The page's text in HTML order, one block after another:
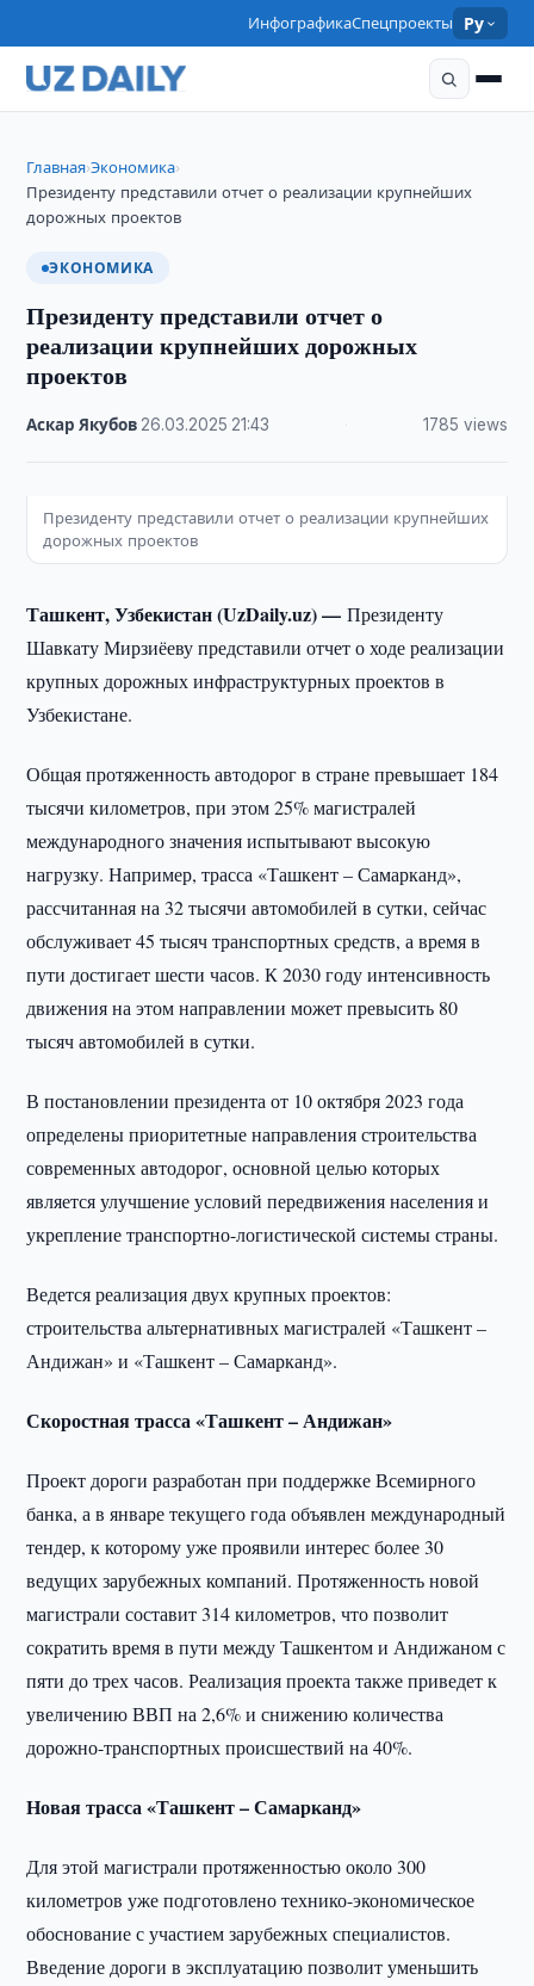
ИнфографикаСпецпроекты Ру
Главная›Экономика›
Президенту представили отчет о реализации крупнейших
дорожных проектов
ЭКОНОМИКА
Президенту представили отчет о
реализации крупнейших дорожных
проектов
Аскар Якубов 26.03.2025 21:43 1785 views
Президенту представили отчет о реализации крупнейших
дорожных проектов
Ташкент, Узбекистан (UzDaily.uz) —Президенту
Шавкату Мирзиёеву представили отчет о ходе реализации
крупных дорожных инфраструктурных проектов в
Узбекистане.
Общая протяженность автодорог в стране превышает 184
тысячи километров, при этом 25% магистралей
международного значения испытывают высокую
нагрузку. Например, трасса «Ташкент – Самарканд»,
рассчитанная на 32 тысячи автомобилей в сутки, сейчас
обслуживает 45 тысяч транспортных средств, а время в
пути достигает шести часов. К 2030 году интенсивность
движения на этом направлении может превысить 80
тысяч автомобилей в сутки.
В постановлении президента от 10 октября 2023 года
определены приоритетные направления строительства
современных автодорог, основной целью которых
является улучшение условий передвижения населения и
укрепление транспортно-логистической системы страны.
Ведется реализация двух крупных проектов:
строительства альтернативных магистралей «Ташкент –
Андижан» и «Ташкент – Самарканд».
Скоростная трасса «Ташкент – Андижан»
Проект дороги разработан при поддержке Всемирного
банка, а в январе текущего года объявлен международный
тендер, к которому уже проявили интерес более 30
ведущих зарубежных компаний. Протяженность новой
магистрали составит 314 километров, что позволит
сократить время в пути между Ташкентом и Андижаном с
пяти до трех часов. Реализация проекта также приведет к
увеличению ВВП на 2,6% и снижению количества
дорожно-транспортных происшествий на 40%.
Новая трасса «Ташкент – Самарканд»
Для этой магистрали протяженностью около 300
километров уже подготовлено технико-экономическое
обоснование с участием зарубежных специалистов.
Введение дороги в эксплуатацию позволит уменьшить